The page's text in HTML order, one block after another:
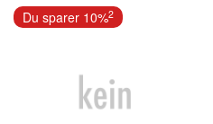
Dr. Theiss Naturwaren GmbH
Du sparer 10%2